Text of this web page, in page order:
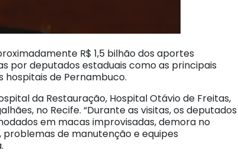
R$ 1,5 bilhão dos aportes
por deputados estaduais como as principais
de Pernambuco.
da Restauração, Hospital Otávio de Freitas,
no Recife. “Durante as visitas, os deputados
em macas improvisadas, demora no
de manutenção e equipes